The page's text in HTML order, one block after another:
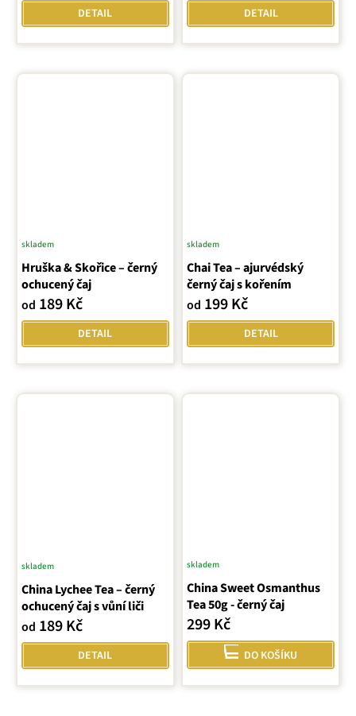
DETAIL DETAIL
Hruška & Skořice – černý
ochucený čaj
skladem
od 189 Kč
DETAIL
Chai Tea – ajurvédský
černý čaj s kořením
Průměrné
hodnocení
produktu
je
5,0
z
5
skladem
od 199 Kč
DETAIL
China Lychee Tea – černý
ochucený čaj s vůní liči
Průměrné
hodnocení
produktu
je
5,0
z
5
skladem
od 189 Kč
DETAIL
China Sweet Osmanthus
Tea 50g - černý čaj
skladem
299 Kč
DO KOŠÍKU